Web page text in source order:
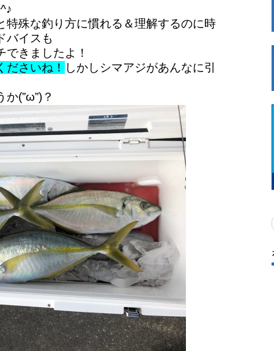
特殊な釣り方に慣れる＆理解するのに時
バイスも
きましたよ！
さいね！ しかしシマアジがあんなに引
(”ω”)？